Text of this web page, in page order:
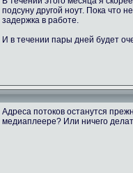
подсуну другой ноут. Пока что
задержка в работе.
И в течении пары дней будет
Адреса потоков останутся
медиаплеере? Или ничего